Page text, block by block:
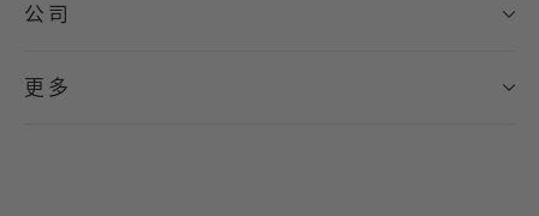
公司
更多